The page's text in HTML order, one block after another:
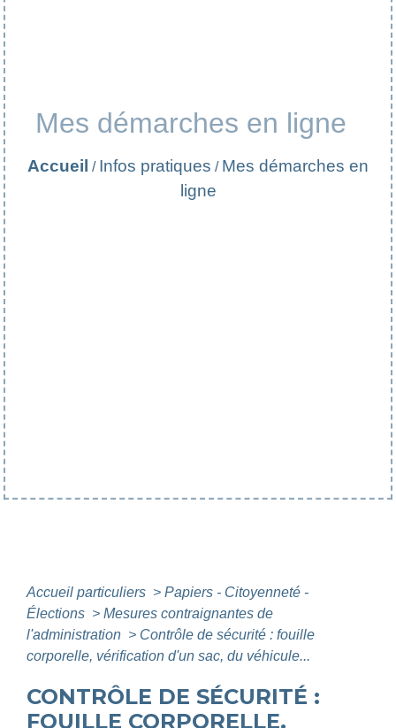
Mes démarches en ligne
Accueil / Infos pratiques / Mes démarches en
ligne
Accueil particuliers > Papiers - Citoyenneté -
Élections > Mesures contraignantes de
l'administration > Contrôle de sécurité : fouille
corporelle, vérification d'un sac, du véhicule...
CONTRÔLE DE SÉCURITÉ :
FOUILLE CORPORELLE,